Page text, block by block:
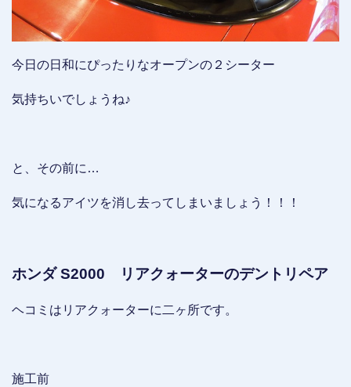
今日の日和にぴったりなオープンの２シーター
気持ちいでしょうね♪
と、その前に…
気になるアイツを消し去ってしまいましょう！！！
ホンダ S2000 リアクォーターのデントリペア
ヘコミはリアクォーターに二ヶ所です。
施工前